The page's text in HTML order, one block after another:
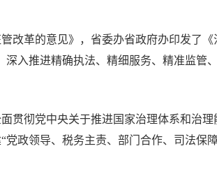
改革的意见》，省委办省政府办印发了
入推进精确执法、精细服务、精准监管、
贯彻党中央关于推进国家治理体系和治
政领导、税务主责、部门合作、司法保